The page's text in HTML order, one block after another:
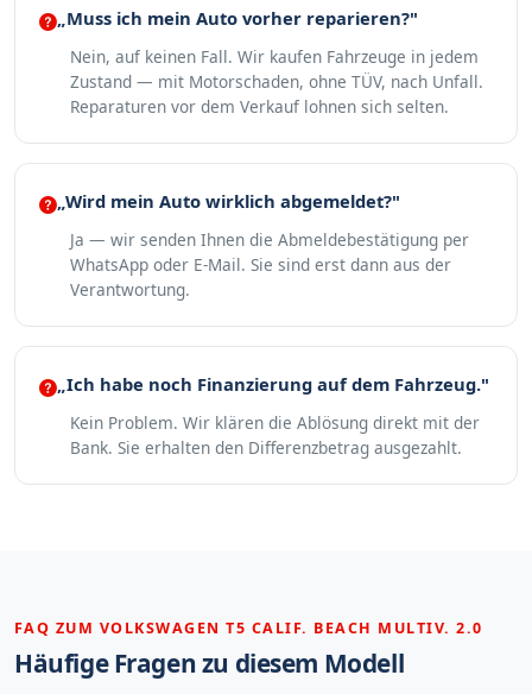
„Muss ich mein Auto vorher reparieren?"
Nein, auf keinen Fall. Wir kaufen Fahrzeuge in jedem
Zustand — mit Motorschaden, ohne TÜV, nach Unfall.
Reparaturen vor dem Verkauf lohnen sich selten.
„Wird mein Auto wirklich abgemeldet?"
Ja — wir senden Ihnen die Abmeldebestätigung per
WhatsApp oder E-Mail. Sie sind erst dann aus der
Verantwortung.
„Ich habe noch Finanzierung auf dem Fahrzeug."
Kein Problem. Wir klären die Ablösung direkt mit der
Bank. Sie erhalten den Differenzbetrag ausgezahlt.
FAQ ZUM VOLKSWAGEN T5 CALIF. BEACH MULTIV. 2.0
Häufige Fragen zu diesem Modell